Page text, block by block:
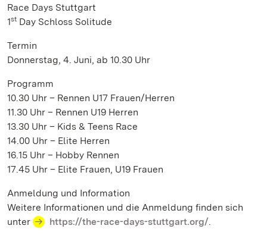
Race Days Stuttgart
1st Day Schloss Solitude
Termin
Donnerstag, 4. Juni, ab 10.30 Uhr
Programm
10.30 Uhr – Rennen U17 Frauen/Herren
11.30 Uhr – Rennen U19 Herren
13.30 Uhr – Kids & Teens Race
14.00 Uhr – Elite Herren
16.15 Uhr – Hobby Rennen
17.45 Uhr – Elite Frauen, U19 Frauen
Anmeldung und Information
Weitere Informationen und die Anmeldung finden sich
unter
https://the-race-days-stuttgart.org/.